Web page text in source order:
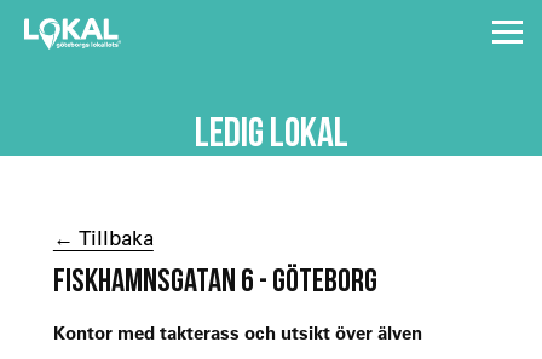
LEDIG LOKAL
← Tillbaka
FISKHAMNSGATAN 6 - GÖTEBORG
Kontor med takterass och utsikt över älven